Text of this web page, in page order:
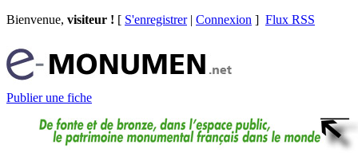
Bienvenue, visiteur ! [ S'enregistrer| Connexion ] Flux RSS
Publier une fiche